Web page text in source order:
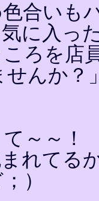
合いも
に入っ
ろを店
せんか
～～！
まれてる
）